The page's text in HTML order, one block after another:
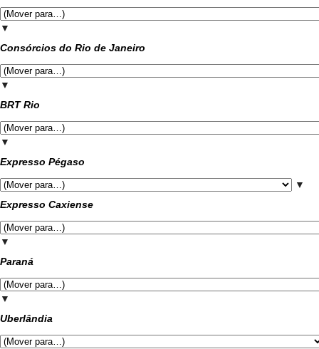
▼
Consórcios do Rio de Janeiro
▼
BRT Rio
▼
Expresso Pégaso
▼
Expresso Caxiense
▼
Paraná
▼
Uberlândia